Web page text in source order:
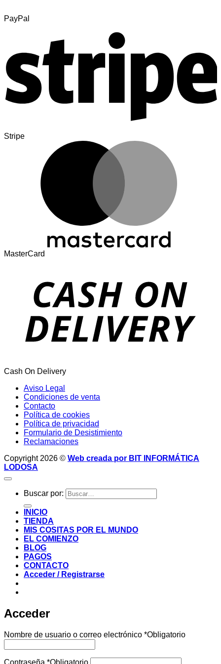
PayPal
Stripe
MasterCard
Cash On Delivery
Aviso Legal
Condiciones de venta
Contacto
Política de cookies
Política de privacidad
Formulario de Desistimiento
Reclamaciones
Copyright 2026 © Web creada por BIT INFORMÁTICA
LODOSA
Buscar por:
INICIO
TIENDA
MIS COSITAS POR EL MUNDO
EL COMIENZO
BLOG
PAGOS
CONTACTO
Acceder / Registrarse
Acceder
Nombre de usuario o correo electrónico *Obligatorio